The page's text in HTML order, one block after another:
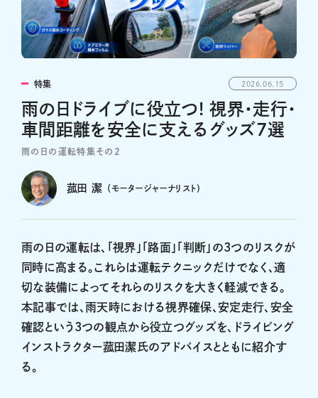
特集 2026.06.15
雨の日ドライブに役立つ! 視界・走行・
車間距離を安全に支えるグッズ7選
雨の日の運転特集その2
菰田 潔 （モータージャーナリスト）
雨の日の運転は、「視界」「路面」「判断」の3つのリスクが
同時に高まる。これらは運転テクニックだけでなく、適
切な装備によってそれらのリスクを大きく軽減できる。
本記事では、雨天時における視界確保、安定走行、安全
確認という3つの観点から役立つグッズを、ドライビング
インストラクター菰田潔氏のアドバイスとともに紹介す
る。